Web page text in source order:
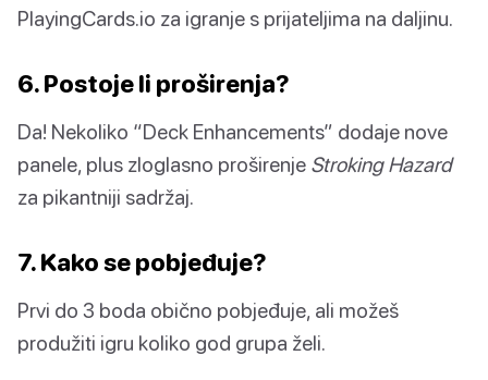
PlayingCards.io za igranje s prijateljima na daljinu.
6. Postoje li proširenja?
Da! Nekoliko “Deck Enhancements” dodaje nove
panele, plus zloglasno proširenje Stroking Hazard
za pikantniji sadržaj.
7. Kako se pobjeđuje?
Prvi do 3 boda obično pobjeđuje, ali možeš
produžiti igru koliko god grupa želi.